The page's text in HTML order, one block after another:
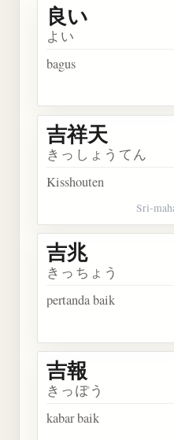
良い
よい
bagus
吉祥天
きっしょうてん
Kisshouten
Sri-
吉兆
きっちょう
pertanda baik
吉報
きっぽう
kabar baik